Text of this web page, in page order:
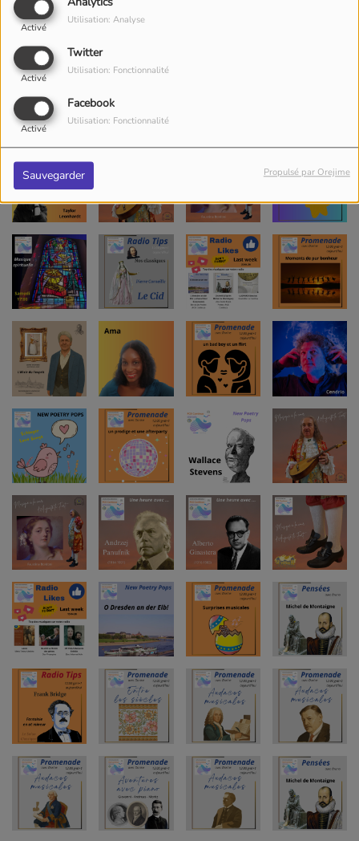
Activé
Utilisation: Analyse
Twitter
Activé
Utilisation: Fonctionnalité
Facebook
Activé
Utilisation: Fonctionnalité
Sauvegarder Propulsé par Orejime